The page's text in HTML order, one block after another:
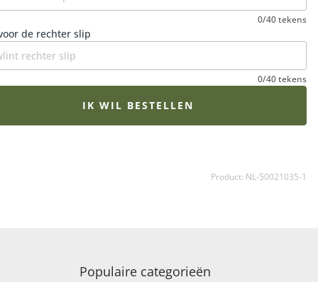
periode.
0/40 tekens
de rechter slip
0/40 tekens
IK WIL BESTELLEN
Product: NL-50021035-1
Populaire categorieën